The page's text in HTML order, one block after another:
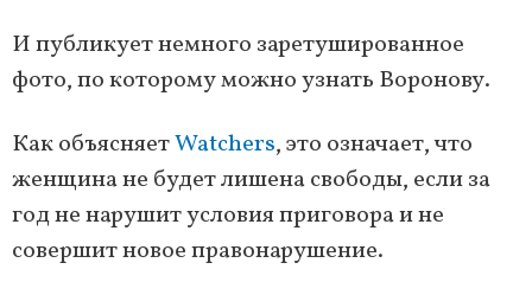
И публикует немного заретушированное
фото, по которому можно узнать Воронову.
Как объясняетWatchers, это означает, что
женщина не будет лишена свободы, если за
год не нарушит условия приговора и не
совершит новое правонарушение.